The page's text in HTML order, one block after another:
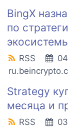
BingX
по
RSS
Strategy
месяца и
RSS